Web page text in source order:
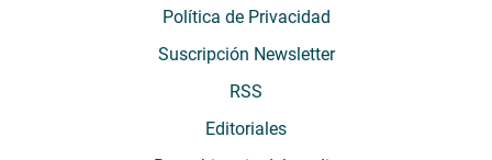
Política de Privacidad
Suscripción Newsletter
RSS
Editoriales